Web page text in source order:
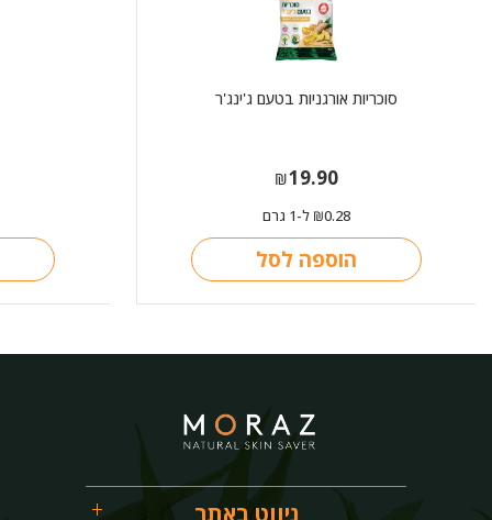
סוכריות אורגניות בטעם ג'ינג'ר
₪19.90
₪0.28 ל-1 גרם
הוספה לסל
ניווט באתר